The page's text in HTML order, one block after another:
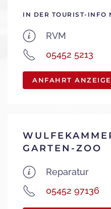
IN DER TOURIST-INFO
RVM
05452 5213
ANFAHRT
GARTEN-ZOO
Reparatur
05452 97136